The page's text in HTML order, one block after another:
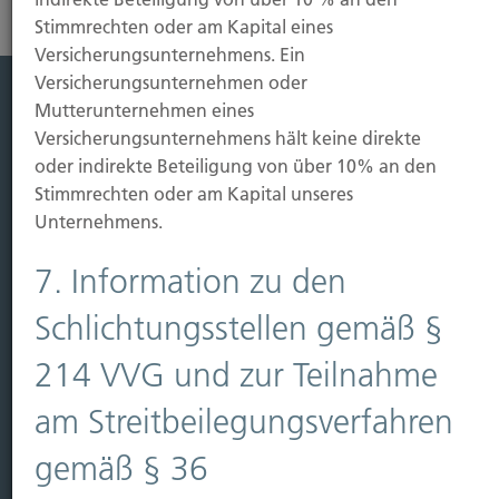
Leistung
Leben
Vorsorgen
Sichern
Immobilien Vers.
Kauf Grundstück
Baubeginn
Baufertigstellung/Hauskauf
Einzug/Vermietung
Schaden
Kontakt
Stimmrechten oder am Kapital eines
Versicherungsunternehmens. Ein
Versicherungsunternehmen oder
Mutterunternehmen eines
Versicherungsunternehmens hält keine direkte
oder indirekte Beteiligung von über 10% an den
Stimmrechten oder am Kapital unseres
Unternehmens.
7. Information zu den
Schlichtungsstellen gemäß §
214 VVG und zur Teilnahme
am Streitbeilegungsverfahren
gemäß § 36